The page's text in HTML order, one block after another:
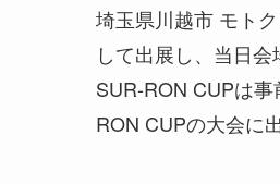
埼玉県川越市 モト
して出展し、当日
SUR-RON CUPは
RON CUPの大会に